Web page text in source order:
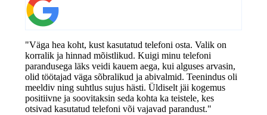
"Väga hea koht, kust kasutatud telefoni osta. Valik on
korralik ja hinnad mõistlikud. Kuigi minu telefoni
parandusega läks veidi kauem aega, kui alguses arvasin,
olid töötajad väga sõbralikud ja abivalmid. Teenindus oli
meeldiv ning suhtlus sujus hästi. Üldiselt jäi kogemus
positiivne ja soovitaksin seda kohta ka teistele, kes
otsivad kasutatud telefoni või vajavad parandust."